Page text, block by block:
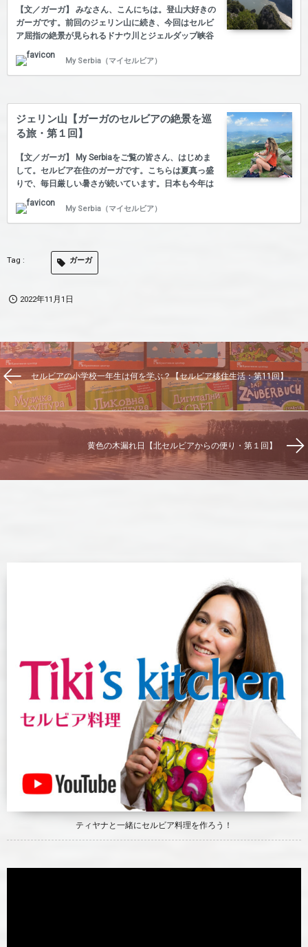
【文／ガーガ】 みなさん、こんにちは。登山大好きの
ガーガです。前回のジェリン山に続き、今回はセルビ
ア屈指の絶景が見られるドナウ川とジェルダップ峡谷
をご紹介したいと思います。 さて、みなさんはドナウ
川と聞いてどんなイメージを思い浮かべますか。おそ
らくヨーロッパの各都市をゆったりと穏やかに流れる
つ別の一面を見せてくれます。セルビア東部のルーマ
ニア国境流域では、川幅はとても狭くなり、両岸は高
さ300メートルほどの断崖絶壁が迫ります。水深は約
80メートルと世界でも有数の深さを誇ります。自然が
作り出したダイナミックな景観が残されているので
す。 今回私はその…
My Serbia（マイセルビア）
ジェリン山【ガーガのセルビアの絶景を巡
る旅・第１回】
【文／ガーガ】 My Serbiaをご覧の皆さん、はじめま
して。セルビア在住のガーガです。こちらは夏真っ盛
りで、毎日厳しい暑さが続いています。日本も今年は
猛暑が続いていると聞いています。お互いに体調に気
をつけましょうね。 私は首都ベオグラードで法律関係
の仕事をしていて、毎日がデスクワーク。だから週末
ば、近くの公園を散歩したり、所属する登山クラブの
仲間と一緒に山にトレッキングに出かけたりして、仕
事の疲れとストレスを軽減しています。My Serbiaで
旅」では、セルビアの美しい自然を日本の皆さんにも
My Serbia（マイセルビア）
ガーガ
2022年11月1日
セルビアの小学校一年生は何を学ぶ？【セルビア移住生活：第11回】
黄色の木漏れ日【北セルビアからの便り・第１回】
ティヤナと一緒にセルビア料理を作ろう！